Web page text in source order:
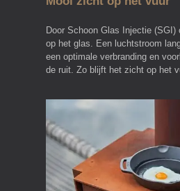
Door Schoon Glas Injectie (SGI)
op het glas. Een luchtstroom
een optimale verbranding en
de ruit. Zo blijft het zicht op het